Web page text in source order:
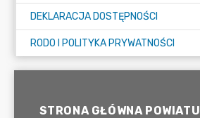
DEKLARACJA DOSTĘPNOŚCI
RODO I POLITYKA PRYWATNOŚCI
STRONA GŁÓWNA POWIATU